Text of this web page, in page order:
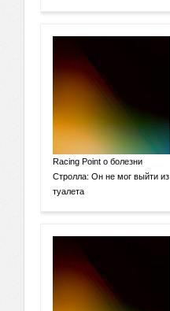
Racing Point о болезни
Стролла: Он не мог выйти из
туалета